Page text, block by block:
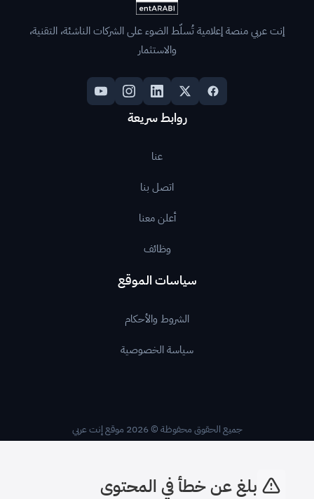
إنت عربي منصة إعلامية تُسلّط الضوء على الشركات الناشئة، التقنية،
والاستثمار
روابط سريعة
عنا
اتصل بنا
أعلن معنا
وظائف
سياسات الموقع
الشروط والأحكام
سياسة الخصوصية
جميع الحقوق محفوظة © 2026 موقع إنت عربي
بلغ عن خطأ في المحتوى